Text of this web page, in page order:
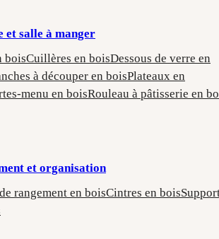
et salle à manger
boisCuillères en boisDessous de verre en
à découper en boisPlateaux en
menu en boisRouleau à pâtisserie en
et organisation
rangement en boisCintres en bois